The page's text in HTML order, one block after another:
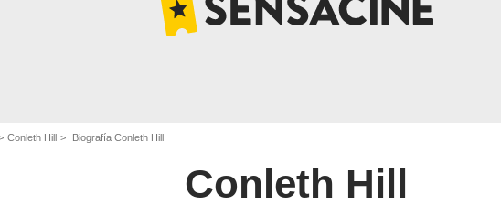
Conleth Hill Biografía Conleth Hill
Conleth Hill